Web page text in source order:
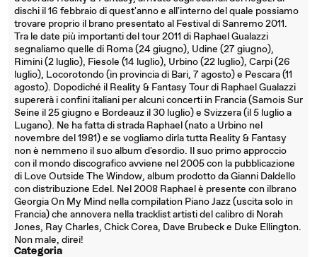
dischi il 16 febbraio di quest'anno e all'interno del quale possiamo
trovare proprio il brano presentato al Festival di Sanremo 2011.
Tra le date più importanti del tour 2011 di Raphael Gualazzi
segnaliamo quelle di Roma (24 giugno), Udine (27 giugno),
Rimini (2 luglio), Fiesole (14 luglio), Urbino (22 luglio), Carpi (26
luglio), Locorotondo (in provincia di Bari, 7 agosto) e Pescara (11
agosto). Dopodiché il Reality & Fantasy Tour di Raphael Gualazzi
supererà i confini italiani per alcuni concerti in Francia (Samois Sur
Seine il 25 giugno e Bordeauz il 30 luglio) e Svizzera (il 5 luglio a
Lugano). Ne ha fatta di strada Raphael (nato a Urbino nel
novembre del 1981) e se vogliamo dirla tutta Reality & Fantasy
non è nemmeno il suo album d'esordio. Il suo primo approccio
con il mondo discografico avviene nel 2005 con la pubblicazione
di Love Outside The Window, album prodotto da Gianni Daldello
con distribuzione Edel. Nel 2008 Raphael è presente con ilbrano
Georgia On My Mind nella compilation Piano Jazz (uscita solo in
Francia) che annovera nella tracklist artisti del calibro di Norah
Jones, Ray Charles, Chick Corea, Dave Brubeck e Duke Ellington.
Non male, direi!
Categoria